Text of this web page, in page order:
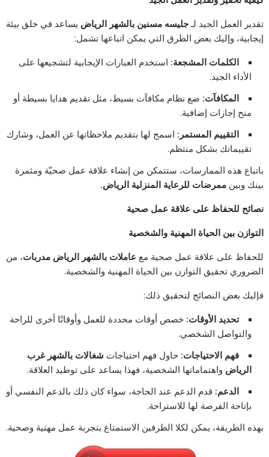
تقدير العمل الجيد لـجليسه مسنين بالشهر الرياض يساعد في خلق بيئة
إيجابية، وإليك بعض الطرق التي يمكن اتباعها تشمل:
الكلمات المشجعة: استخدم العبارات الإيجابية لتشجيعها على
الأداء الجيد.
المكافآت: ضع نظام مكافآت بسيط، مثل تقديم هدايا بسيطة أو
منح إجازات إضافية.
التقييم المستمر: اسمح لها بتقديم ملاحظاتها عن العمل، وشارك
تقييماتك بشكل منتظم.
باتباع هذه الممارسات، ستتمكن من إنشاء علاقة عمل صحيّة ومثمرة
بينك وبين ممرضات للرعاية المنزلية الرياض.
نصائح للحفاظ على علاقة عمل صحية
التوازن بين الحياة المهنية والشخصية
للحفاظ على علاقة عمل صحية مع عاملات بالشهر الرياض مدربات، من
الضروري تحقيق التوازن بين الحياة المهنية والشخصية.
فإليك بعض النصائح لتحقيق ذلك:
تحديد الأوقات: خصص أوقات محددة للعمل وأوقاتًا أخرى للراحة
والتواصل الشخصي.
فهم الاحتياجات: حاول فهم احتياجات شغالات بالشهر غرب
الرياض واهتماماتها الشخصية، فهذا يساعد على توطيد العلاقة.
الدعم: قدم الدعم عند الحاجة، سواء كان ذلك بالدعم النفسي أو
بإتاحة الفرصة لها للاستراحة.
بهذه الطريقة، يمكن لكلا الطرفين الاستمتاع بتجربة عمل مهنية وصحية.